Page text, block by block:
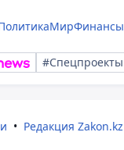
МирФинансы
#Спецпроекты
Редакция Zakon.kz